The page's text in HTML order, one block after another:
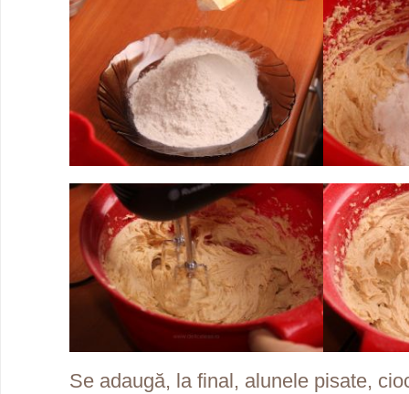
Se adaugă, la final, alunele pisate,